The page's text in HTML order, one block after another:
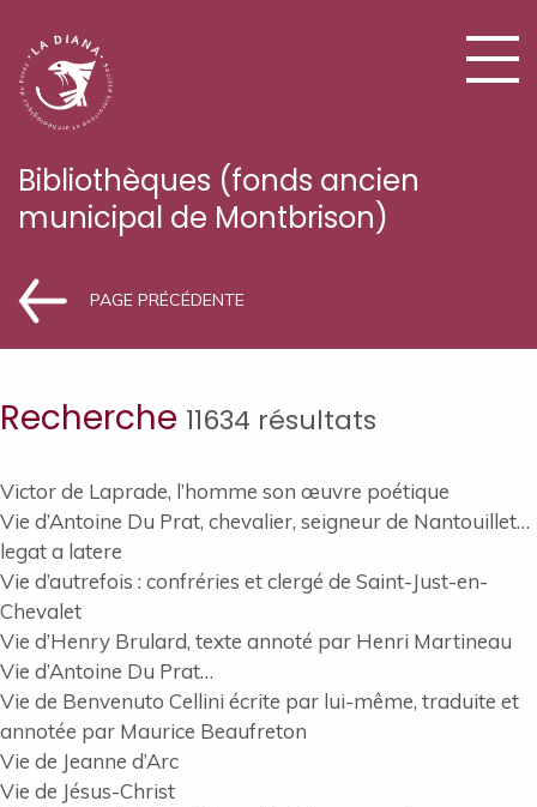
Bibliothèques (fonds ancien
municipal de Montbrison)
PAGE PRÉCÉDENTE
Recherche 11634 résultats
Victor de Laprade, l’homme son œuvre poétique
Vie d’Antoine Du Prat, chevalier, seigneur de Nantouillet…
legat a latere
Vie d’autrefois : confréries et clergé de Saint-Just-en-
Chevalet
Vie d’Henry Brulard, texte annoté par Henri Martineau
Vie d’Antoine Du Prat…
Vie de Benvenuto Cellini écrite par lui-même, traduite et
annotée par Maurice Beaufreton
Vie de Jeanne d’Arc
Vie de Jésus-Christ